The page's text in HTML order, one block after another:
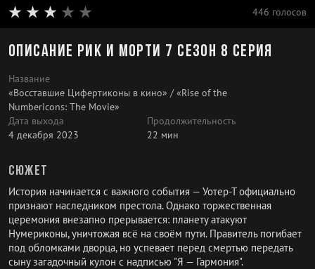
446 голосов
Описание Рик и Морти 7 сезон 8 серия
Название
«Восставшие Цифертиконы в кино» / «Rise of the
Numbericons: The Movie»
Дата выхода
4 декабря 2023
Продолжительность
22 мин
Сюжет
История начинается с важного события — Уотер-Т официально
признают наследником престола. Однако торжественная
церемония внезапно прерывается: планету атакуют
Нумериконы, уничтожая всё на своём пути. Правитель погибает
под обломками дворца, но успевает перед смертью передать
сыну загадочный кулон с надписью "Я — Гармония".